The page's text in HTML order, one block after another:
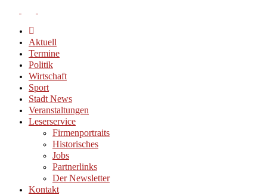
Aktuell
Termine
Politik
Wirtschaft
Sport
Stadt News
Veranstaltungen
Leserservice
Firmenportraits
Historisches
Jobs
Partnerlinks
Der Newsletter
Kontakt